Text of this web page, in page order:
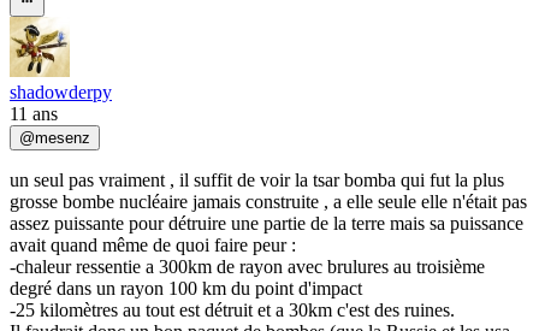
shadowderpy
11 ans
@mesenz
un seul pas vraiment , il suffit de voir la tsar bomba qui fut la plus
grosse bombe nucléaire jamais construite , a elle seule elle n'était pas
assez puissante pour détruire une partie de la terre mais sa puissance
avait quand même de quoi faire peur :
-chaleur ressentie a 300km de rayon avec brulures au troisième
degré dans un rayon 100 km du point d'impact
-25 kilomètres au tout est détruit et a 30km c'est des ruines.